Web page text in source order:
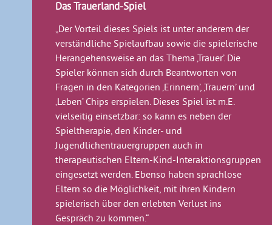
Das Trauerland-Spiel
„Der Vorteil dieses Spiels ist unter anderem der
verständliche Spielaufbau sowie die spielerische
Herangehensweise an das Thema ‚Trauer’. Die
Spieler können sich durch Beantworten von
Fragen in den Kategorien ‚Erinnern’, ‚Trauern’ und
‚Leben’ Chips erspielen. Dieses Spiel ist m.E.
vielseitig einsetzbar: so kann es neben der
Spieltherapie, den Kinder- und
Jugendlichentrauergruppen auch in
therapeutischen Eltern-Kind-Interaktionsgruppen
eingesetzt werden. Ebenso haben sprachlose
Eltern so die Möglichkeit, mit ihren Kindern
spielerisch über den erlebten Verlust ins
Gespräch zu kommen.“